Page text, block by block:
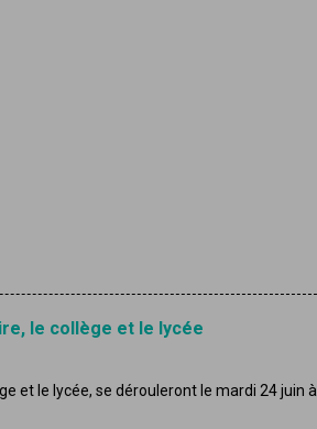
le collège et le lycée
et le lycée, se dérouleront le mardi 24 juin à